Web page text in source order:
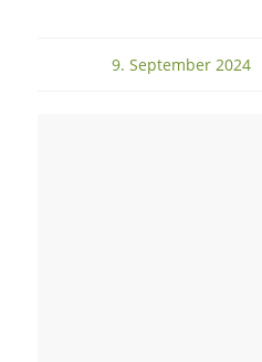
9. September 2024
/